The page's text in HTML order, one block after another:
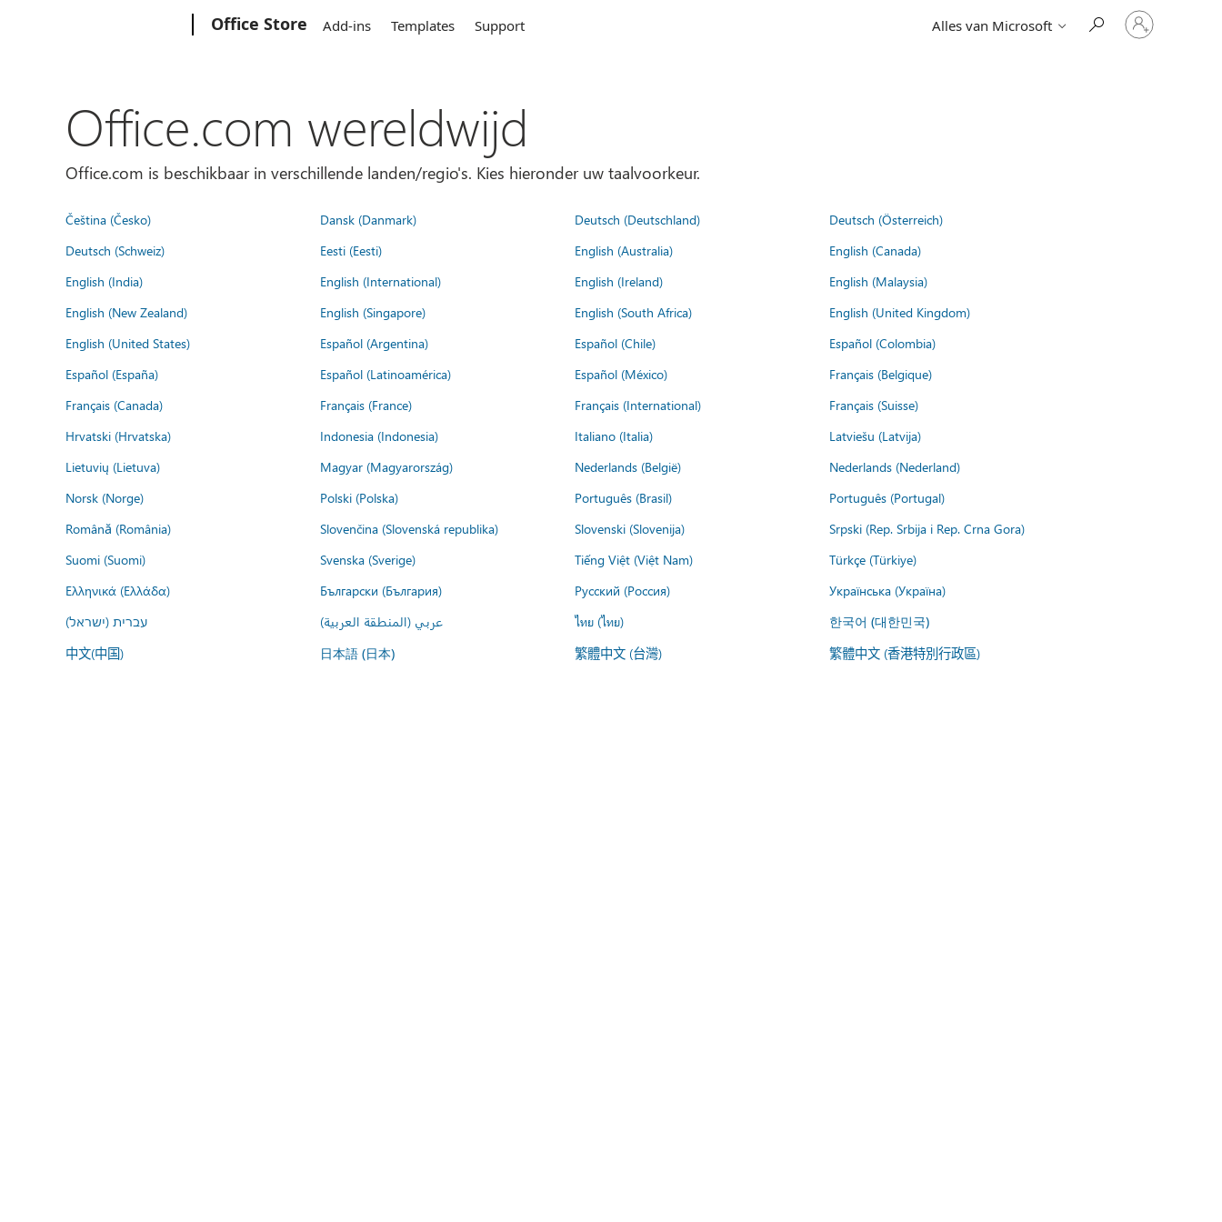
Office Store Add-ins Templates Support Alles van Microsoft
Meld
je
aan
Office.com wereldwijd
Office.com is beschikbaar in verschillende landen/regio's. Kies hieronder uw taalvoorkeur.
Čeština (Česko) Dansk (Danmark) Deutsch (Deutschland)
Deutsch (Österreich)
Deutsch (Schweiz)
Eesti (Eesti) English (Australia)
English (Canada)
English (India)
English (International) English (Ireland)
English (Malaysia)
English (New Zealand)
English (Singapore) English (South Africa)
English (United Kingdom)
English (United States)
Español (Argentina) Español (Chile)
Español (Colombia)
Español (España)
Español (Latinoamérica) Español (México)
Français (Belgique)
Français (Canada)
Français (France) Français (International)
Français (Suisse)
Hrvatski (Hrvatska)
Indonesia (Indonesia) Italiano (Italia)
Latviešu (Latvija)
Lietuvių (Lietuva)
Magyar (Magyarország) Nederlands (België)
Nederlands (Nederland)
Norsk (Norge)
Polski (Polska) Português (Brasil)
Português (Portugal)
Română (România)
Slovenčina (Slovenská republika) Slovenski (Slovenija)
Srpski (Rep. Srbija i Rep. Crna Gora)
Suomi (Suomi)
Svenska (Sverige) Tiếng Việt (Việt Nam)
Türkçe (Türkiye)
Ελληνικά (Ελλάδα)
Български (България) Русский (Россия)
Українська (Україна)
עברית (ישראל)
عربي (المنطقة العربية) ไทย (ไทย) 한국어 (대한민국)
中文(中国) 日本語 (日本) 繁體中文 (台灣) 繁體中文 (香港特別行政區)